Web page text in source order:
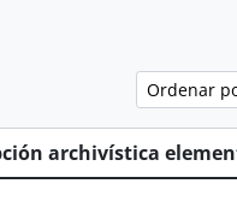
Ordenar
archivística